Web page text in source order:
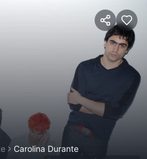
Carolina Durante